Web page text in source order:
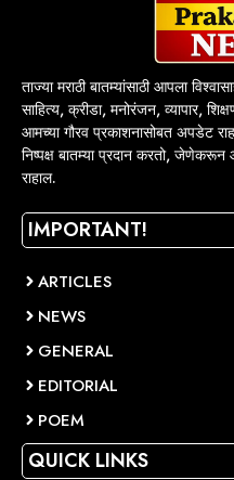
ताज्या मराठी बातम्यांसाठी आपला
साहित्य, क्रीडा, मनोरंजन, व्यापार,
आमच्या गौरव प्रकाशनासोबत अपडेट
निष्पक्ष बातम्या प्रदान करतो,
राहाल.
IMPORTANT!
ARTICLES
NEWS
GENERAL
EDITORIAL
POEM
QUICK LINKS